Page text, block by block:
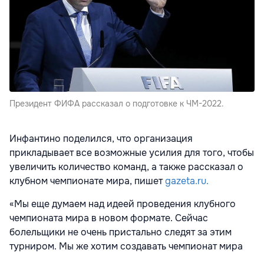
Президент ФИФА рассказал о подготовке к ЧМ-2022.
Инфантино поделился, что организация
прикладывает все возможные усилия для того, чтобы
увеличить количество команд, а также рассказал о
клубном чемпионате мира, пишетgazeta.ru.
«Мы еще думаем над идеей проведения клубного
чемпионата мира в новом формате. Сейчас
болельщики не очень пристально следят за этим
турниром. Мы же хотим создавать чемпионат мира